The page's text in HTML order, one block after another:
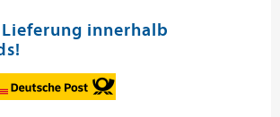
innerhalb